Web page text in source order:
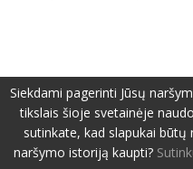
©2019-2026 Visos teisės
Siekdami pagerinti Jūsų
tikslais šioje svetainėje
sutinkate, kad slapukai
naršymo istoriją kaupti?